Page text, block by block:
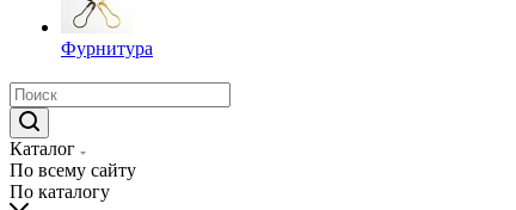
Фурнитура
Каталог
По всему сайту
По каталогу